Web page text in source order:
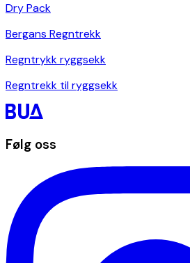
Dry Pack
Bergans Regntrekk
Regntrykk ryggsekk
Regntrekk til ryggsekk
Følg oss